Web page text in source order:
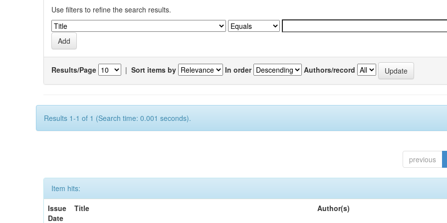
Use filters to refine the search results.
Results/Page | Sort items by In order Authors/record
Results 1-1 of 1 (Search time: 0.001 seconds).
previous
Item hits:
Issue
Date
Title Author(s)